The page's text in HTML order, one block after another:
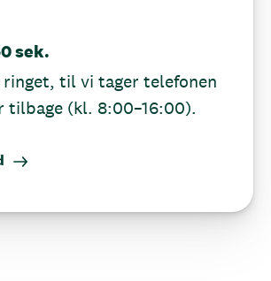
sek.
ringet, til vi tager telefonen
tilbage (kl. 8:00–16:00).